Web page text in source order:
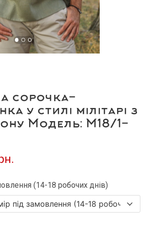
сорочка-
у стилі мілітарі з
Модель: М18/1-
(14-18 робочих днів)